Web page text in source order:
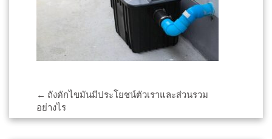
Post
navigation
← ถังดักไขมันมีประโยชน์ตัวเราและส่วนรวม
อย่างไร